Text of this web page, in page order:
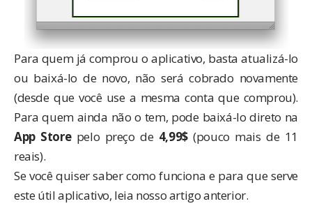
Para quem já comprou o aplicativo, basta atualizá-lo
ou baixá-lo de novo, não será cobrado novamente
(desde que você use a mesma conta que comprou).
Para quem ainda não o tem, pode baixá-lo direto na
App Storepelo preço de 4,99$(pouco mais de 11
reais).
Se você quiser saber como funciona e para que serve
este útil aplicativo, leia nossoartigo anterior.